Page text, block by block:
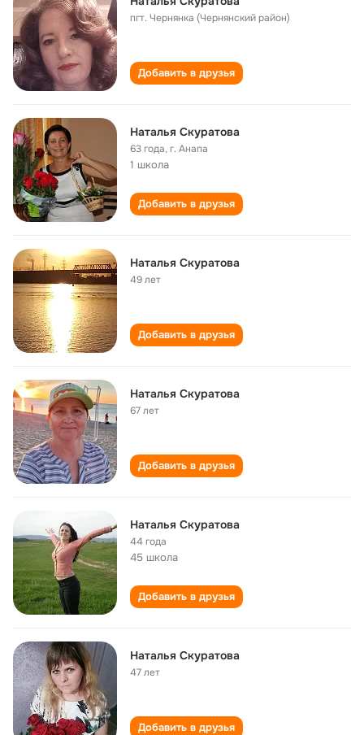
пгт. Чернянка (Чернянский район)
Добавить в друзья
Наталья Скуратова
63 года,г. Анапа
1 школа
Добавить в друзья
Наталья Скуратова
49 лет
Добавить в друзья
Наталья Скуратова
67 лет
Добавить в друзья
Наталья Скуратова
44 года
45 школа
Добавить в друзья
Наталья Скуратова
47 лет
Добавить в друзья